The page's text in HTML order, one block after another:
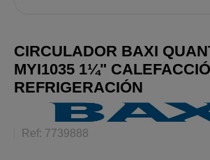
CIRCULADOR BAXI
MYI1035 1¼"
REFRIGERACIÓN
Ref: 7739888